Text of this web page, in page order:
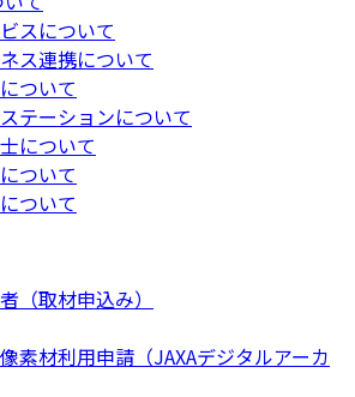
スについて
ス連携について
ついて
テーションについて
について
ついて
ついて
（取材申込み）
素材利用申請（JAXAデジタルアーカ